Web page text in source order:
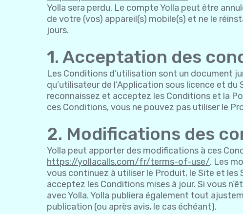
Yolla sera perdu. Le compte Yolla peut être
de votre (vos) appareil(s) mobile(s) et ne le
jours.
1. Acceptation des
Les Conditions d’utilisation sont un document
qu’utilisateur de l’Application sous licence et
reconnaissez et acceptez les Conditions et la
ces Conditions, vous ne pouvez pas utiliser le
2. Modifications des
Yolla peut apporter des modifications à ces
https://yollacalls.com/fr/terms-of-use/. Les
vous continuez à utiliser le Produit, le Site et
acceptez les Conditions mises à jour. Si vous
avec Yolla. Yolla publiera également tout
publication (ou après avis, le cas échéant).